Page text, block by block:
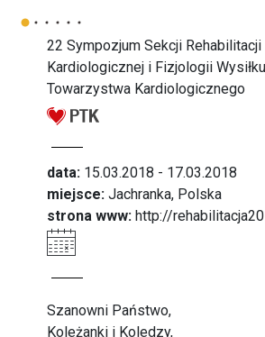
22 Sympozjum Sekcji Rehabilitacji
Kardiologicznej i Fizjologii
Towarzystwa Kardiologicznego
data: 15.03.2018 - 17.03.2018
miejsce: Jachranka, Polska
strona www: http://
Szanowni Państwo,
Koleżanki i Koledzy,